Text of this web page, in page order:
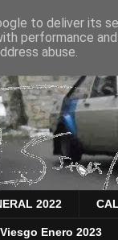
2022
Enero 2023
to deliver its
performance
abuse.